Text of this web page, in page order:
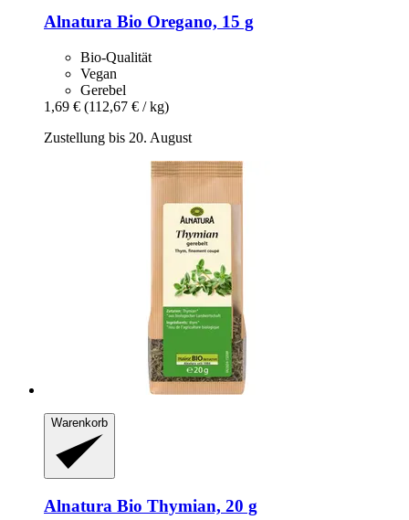
Alnatura Bio Oregano, 15 g
Bio-Qualität
Vegan
Gerebel
1,69 € (112,67 € / kg)
Zustellung bis 20. August
Warenkorb
Alnatura Bio Thymian, 20 g